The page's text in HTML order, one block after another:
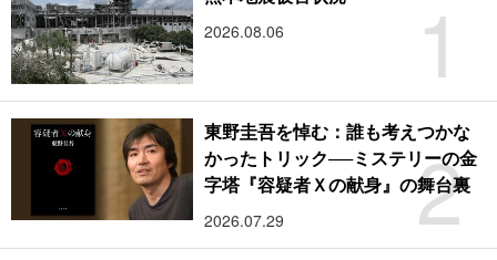
1
2026.08.06
2
東野圭吾を悼む：誰も考えつかな
かったトリック──ミステリーの金
字塔『容疑者Ｘの献身』の舞台裏
2026.07.29